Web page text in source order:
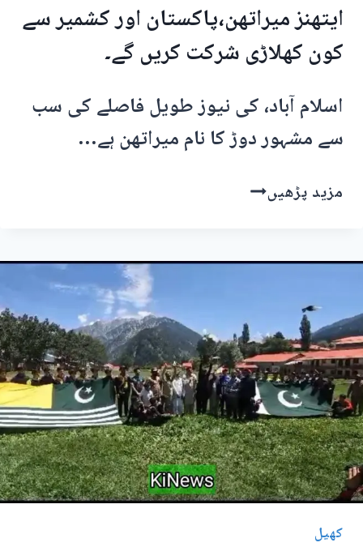
ایتھنز میراتھن،پاکستان اور کشمیر سے
کون کھلاڑی شرکت کریں گے۔
اسلام آباد، کی نیوز طویل فاصلے کی سب
سے مشہور دوڑ کا نام میراتھن ہے…
مزید پڑھیںایتھنز
کشمیر
کون
کھلاڑی
شرکت
کریں
گے۔
کھیل